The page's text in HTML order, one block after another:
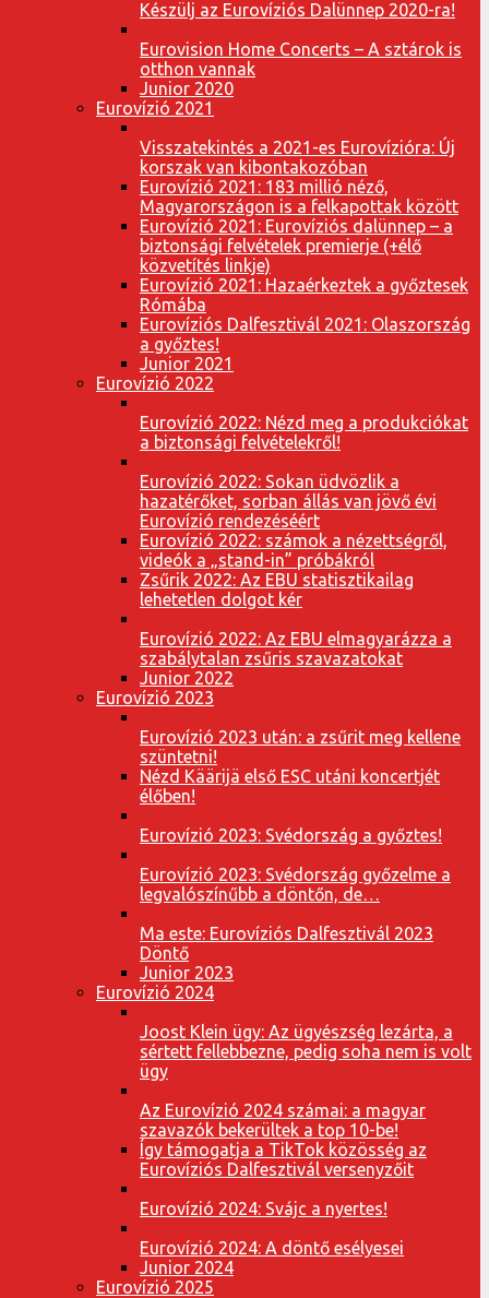
Készülj az Eurovíziós Dalünnep 2020-ra!
Eurovision Home Concerts – A sztárok is
otthon vannak
Junior 2020
Eurovízió 2021
Visszatekintés a 2021-es Eurovízióra: Új
korszak van kibontakozóban
Eurovízió 2021: 183 millió néző,
Magyarországon is a felkapottak között
Eurovízió 2021: Eurovíziós dalünnep – a
biztonsági felvételek premierje (+élő
közvetítés linkje)
Eurovízió 2021: Hazaérkeztek a győztesek
Rómába
Eurovíziós Dalfesztivál 2021: Olaszország
a győztes!
Junior 2021
Eurovízió 2022
Eurovízió 2022: Nézd meg a produkciókat
a biztonsági felvételekről!
Eurovízió 2022: Sokan üdvözlik a
hazatérőket, sorban állás van jövő évi
Eurovízió rendezéséért
Eurovízió 2022: számok a nézettségről,
videók a „stand-in” próbákról
Zsűrik 2022: Az EBU statisztikailag
lehetetlen dolgot kér
Eurovízió 2022: Az EBU elmagyarázza a
szabálytalan zsűris szavazatokat
Junior 2022
Eurovízió 2023
Eurovízió 2023 után: a zsűrit meg kellene
szüntetni!
Nézd Käärijä első ESC utáni koncertjét
élőben!
Eurovízió 2023: Svédország a győztes!
Eurovízió 2023: Svédország győzelme a
legvalószínűbb a döntőn, de…
Ma este: Eurovíziós Dalfesztivál 2023
Döntő
Junior 2023
Eurovízió 2024
Joost Klein ügy: Az ügyészség lezárta, a
sértett fellebbezne, pedig soha nem is volt
ügy
Az Eurovízió 2024 számai: a magyar
szavazók bekerültek a top 10-be!
Így támogatja a TikTok közösség az
Eurovíziós Dalfesztivál versenyzőit
Eurovízió 2024: Svájc a nyertes!
Eurovízió 2024: A döntő esélyesei
Junior 2024
Eurovízió 2025